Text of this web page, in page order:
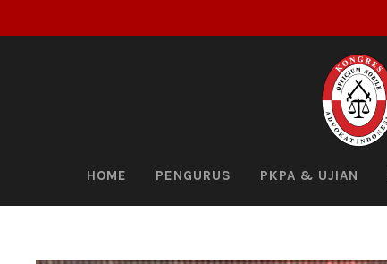
HOME PENGURUS PKPA & UJIAN